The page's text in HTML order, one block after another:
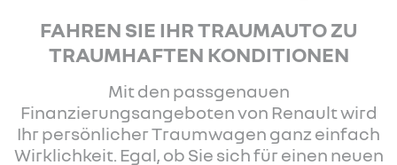
FAHREN SIE IHR TRAUMAUTO ZU
TRAUMHAFTEN KONDITIONEN
Mit den passgenauen
Finanzierungsangeboten von Renault wird
Ihr persönlicher Traumwagen ganz einfach
Wirklichkeit. Egal, ob Sie sich für einen neuen